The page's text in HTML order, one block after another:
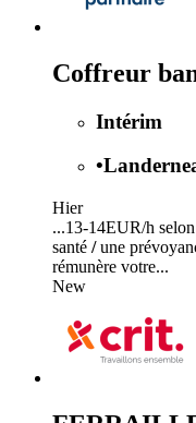
Coffreur
Intérim
•
Hier
...13-14EUR/h
santé /une
rémunère votre...
New